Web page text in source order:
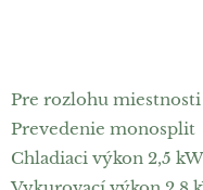
Pre rozlohu
Prevedenie monosplit
Chladiaci výkon 2,5 kW